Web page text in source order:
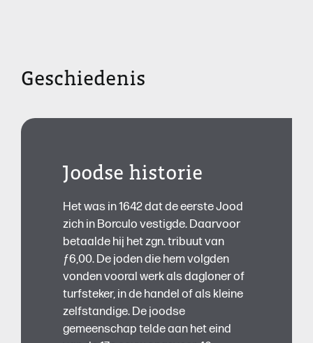
Geschiedenis
Joodse historie
Het was in 1642 dat de eerste Jood
zich in Borculo vestigde. Daarvoor
betaalde hij het zgn. tribuut van
ƒ6,00. De joden die hem volgden
vonden vooral werk als dagloner of
turfsteker, in de handel of als kleine
zelfstandige. De joodse
gemeenschap telde aan het eind